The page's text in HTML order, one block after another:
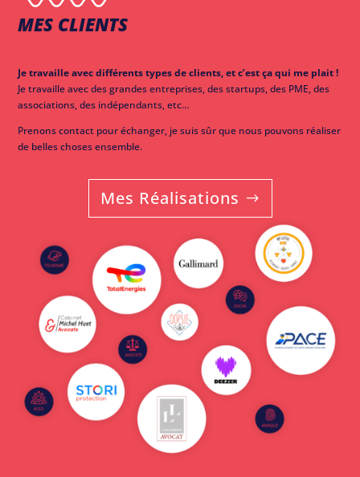
MES CLIENTS
Je travaille avec différents types de clients, et c’est ça qui me plait !
Je travaille avec des grandes entreprises, des startups, des PME, des
associations, des indépendants, etc…
Prenons contact pour échanger, je suis sûr que nous pouvons réaliser
de belles choses ensemble.
Mes Réalisations